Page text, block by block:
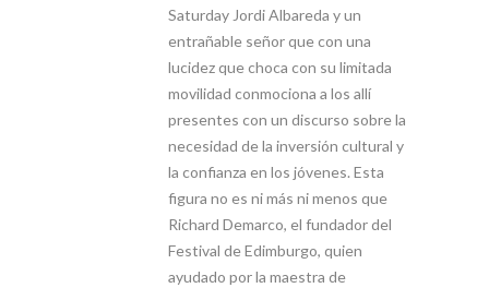
Saturday Jordi Albareda y un
entrañable señor que con una
lucidez que choca con su limitada
movilidad conmociona a los allí
presentes con un discurso sobre la
necesidad de la inversión cultural y
la confianza en los jóvenes. Esta
figura no es ni más ni menos que
Richard Demarco, el fundador del
Festival de Edimburgo, quien
ayudado por la maestra de